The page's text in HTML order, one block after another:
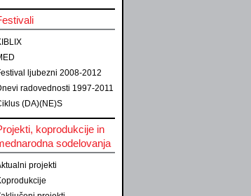
ljubezni 2008-2012
radovednosti 1997-2011
(DA)(NE)S
koprodukcije in
sodelovanja
projekti